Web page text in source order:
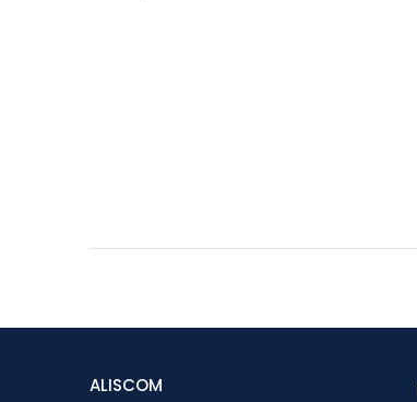
ALISCOM